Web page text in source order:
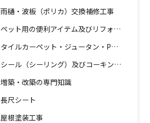
雨樋・波板（ポリカ）交換補修工事
ペット用の便利アイテム及びリフォーム工事
タイルカーペット・ジュータン・Pタイル・床・フローリング工事
シール（シーリング）及びコーキング工事の専門知識
増築・改築の専門知識
長尺シート
屋根塗装工事